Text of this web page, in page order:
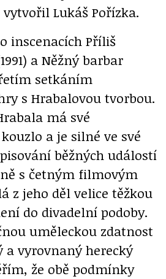
Lukáš Pořízka.
inscenacích Příliš
a Něžný barbar
setkáním
s Hrabalovou tvorbou.
má své
a je silné ve své
běžných událostí
s četným filmovým
z jeho děl velice těžkou
do divadelní podoby.
uměleckou zdatnost
a vyrovnaný herecký
že obě podmínky